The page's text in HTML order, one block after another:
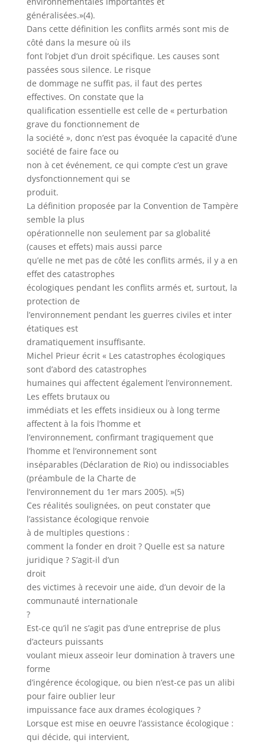
généralisées.»(4).
Dans cette définition les conflits armés sont mis de
côté dans la mesure où ils
font l’objet d’un droit spécifique. Les causes sont
passées sous silence. Le risque
de dommage ne suffit pas, il faut des pertes
effectives. On constate que la
qualification essentielle est celle de « perturbation
grave du fonctionnement de
la société », donc n’est pas évoquée la capacité d’une
société de faire face ou
non à cet événement, ce qui compte c’est un grave
dysfonctionnement qui se
produit.
La définition proposée par la Convention de Tampère
semble la plus
opérationnelle non seulement par sa globalité
(causes et effets) mais aussi parce
qu’elle ne met pas de côté les conflits armés, il y a en
effet des catastrophes
écologiques pendant les conflits armés et, surtout, la
protection de
l’environnement pendant les guerres civiles et inter
étatiques est
dramatiquement insuffisante.
Michel Prieur écrit « Les catastrophes écologiques
sont d’abord des catastrophes
humaines qui affectent également l’environnement.
Les effets brutaux ou
immédiats et les effets insidieux ou à long terme
affectent à la fois l’homme et
l’environnement, confirmant tragiquement que
l’homme et l’environnement sont
inséparables (Déclaration de Rio) ou indissociables
(préambule de la Charte de
l’environnement du 1er mars 2005). »(5)
Ces réalités soulignées, on peut constater que
l’assistance écologique renvoie
à de multiples questions :
comment la fonder en droit ? Quelle est sa nature
juridique ? S’agit-il d’un
droit
des victimes à recevoir une aide, d’un devoir de la
communauté internationale
?
Est-ce qu’il ne s’agit pas d’une entreprise de plus
d’acteurs puissants
voulant mieux asseoir leur domination à travers une
forme
d’ingérence écologique, ou bien n’est-ce pas un alibi
pour faire oublier leur
impuissance face aux drames écologiques ?
Lorsque est mise en oeuvre l’assistance écologique :
qui décide, qui intervient,